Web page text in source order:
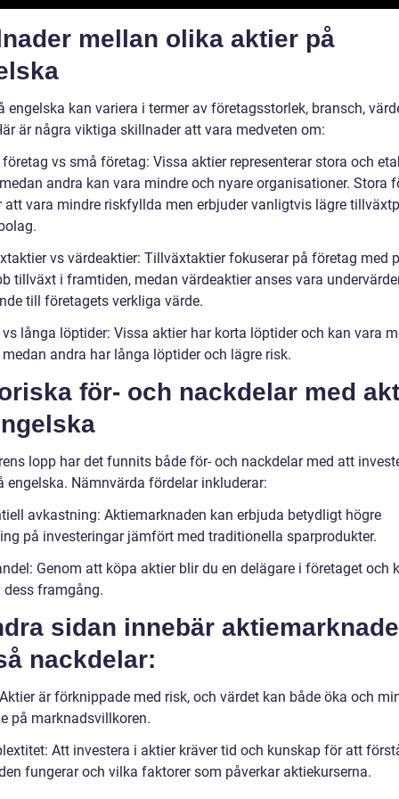
mellan olika aktier på
engelska kan variera i termer av företagsstorlek, bransch,
är några viktiga skillnader att vara medveten om:
vs små företag: Vissa aktier representerar stora och
andra kan vara mindre och nyare organisationer. Stora
att vara mindre riskfyllda men erbjuder vanligtvis lägre
vs värdeaktier: Tillväxtaktier fokuserar på företag med
tillväxt i framtiden, medan värdeaktier anses vara
till företagets verkliga värde.
långa löptider: Vissa aktier har korta löptider och kan vara
andra har långa löptider och lägre risk.
för- och nackdelar med
lopp har det funnits både för- och nackdelar med att
engelska. Nämnvärda fördelar inkluderar:
avkastning: Aktiemarknaden kan erbjuda betydligt högre
på investeringar jämfört med traditionella sparprodukter.
Genom att köpa aktier blir du en delägare i företaget och
dess framgång.
sidan innebär
nackdelar:
är förknippade med risk, och värdet kan både öka och
på marknadsvillkoren.
Att investera i aktier kräver tid och kunskap för att
fungerar och vilka faktorer som påverkar aktiekurserna.